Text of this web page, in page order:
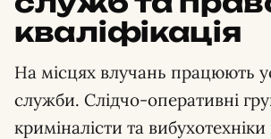
кваліфікація
На місцях влучань працюють
служби. Слідчо-оперативні
криміналісти та вибухотехніки